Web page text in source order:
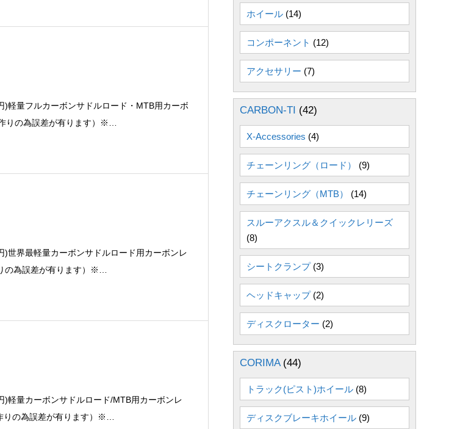
軽量フルカーボンサドルロード・MTB用カーボ
りの為誤差が有ります）※…
世界最軽量カーボンサドルロード用カーボンレ
の為誤差が有ります）※…
軽量カーボンサドルロード/MTB用カーボンレ
りの為誤差が有ります）※…
ホイール (14)
コンポーネント (12)
アクセサリー (7)
CARBON-TI (42)
X-Accessories (4)
チェーンリング（ロード） (9)
チェーンリング（MTB） (14)
スルーアクスル＆クイックレリーズ
(8)
シートクランプ(3)
ヘッドキャップ(2)
ディスクローター (2)
CORIMA(44)
トラック(ピスト)ホイール (8)
ディスクブレーキホイール (9)